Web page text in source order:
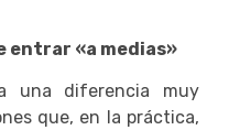
entrar «a medias»
una diferencia muy
que, en la práctica,